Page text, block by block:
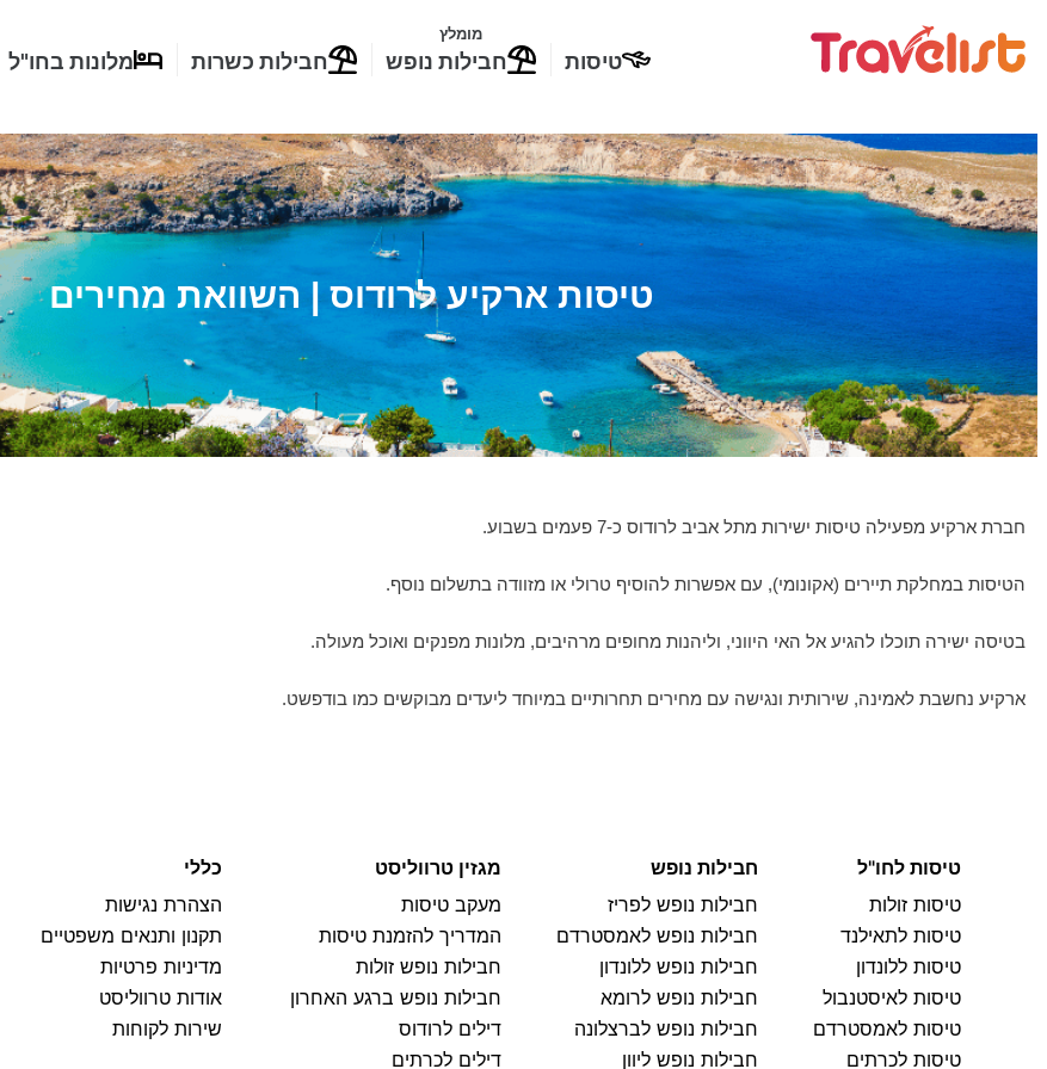
טיסות
מומלץ
חבילות נופש חבילות כשרות מלונות בחו"ל
טיסות ארקיע לרודוס | השוואת מחירים
חברת ארקיע מפעילה טיסות ישירות מתל אביב לרודוס כ-7 פעמים בשבוע.
הטיסות במחלקת תיירים (אקונומי), עם אפשרות להוסיף טרולי או מזוודה בתשלום נוסף.
בטיסה ישירה תוכלו להגיע אל האי היווני, וליהנות מחופים מרהיבים, מלונות מפנקים ואוכל מעולה.
ארקיע נחשבת לאמינה, שירותית ונגישה עם מחירים תחרותיים במיוחד ליעדים מבוקשים כמו בודפשט.
טיסות לחו"ל
טיסות זולות
טיסות לתאילנד
טיסות ללונדון
טיסות לאיסטנבול
טיסות לאמסטרדם
טיסות לכרתים
חבילות נופש
חבילות נופש לפריז
חבילות נופש לאמסטרדם
חבילות נופש ללונדון
חבילות נופש לרומא
חבילות נופש לברצלונה
חבילות נופש ליוון
מגזין טרווליסט
מעקב טיסות
המדריך להזמנת טיסות
חבילות נופש זולות
חבילות נופש ברגע האחרון
דילים לרודוס
דילים לכרתים
כללי
הצהרת נגישות
תקנון ותנאים משפטיים
מדיניות פרטיות
אודות טרווליסט
שירות לקוחות